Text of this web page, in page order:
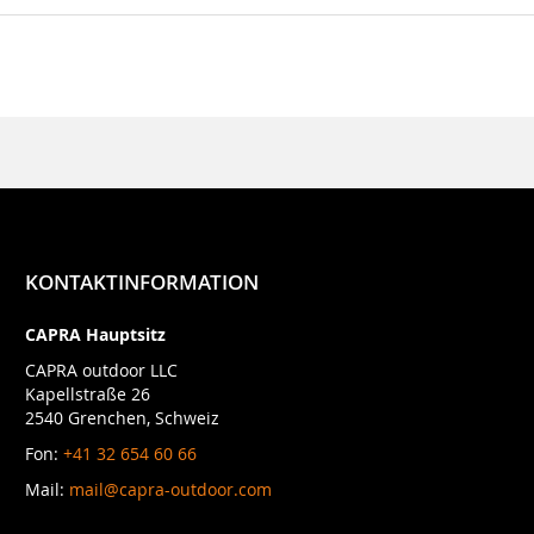
KONTAKTINFORMATION
CAPRA Hauptsitz
CAPRA outdoor LLC
Kapellstraße 26
2540 Grenchen, Schweiz
Fon: +41 32 654 60 66
Mail: mail@capra-outdoor.com